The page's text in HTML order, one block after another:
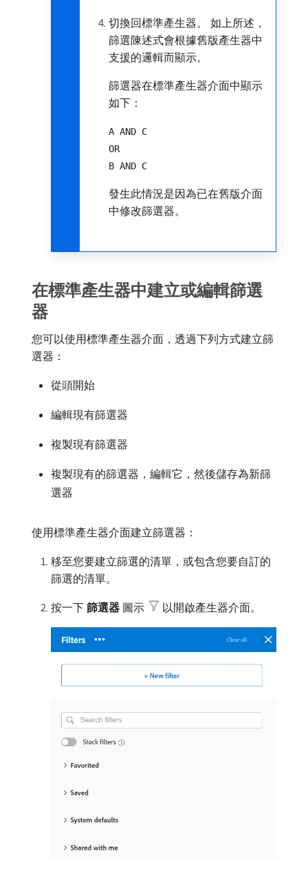
切換回標準產生器。 如上所述，
篩選陳述式會根據舊版產生器中
支援的邏輯而顯示。
篩選器在標準產生器介面中顯示
如下：
A AND C
OR
B AND C
發生此情況是因為已在舊版介面
中修改篩選器。
在標準產生器中建立或編輯篩選
器
您可以使用標準產生器介面，透過下列方式建立篩
選器：
從頭開始
編輯現有篩選器
複製現有篩選器
複製現有的篩選器，編輯它，然後儲存為新篩
選器
使用標準產生器介面建立篩選器：
移至您要建立篩選的清單，或包含您要自訂的
篩選的清單。
按一下​ 篩選器 ​圖示 以開啟產生器介面。